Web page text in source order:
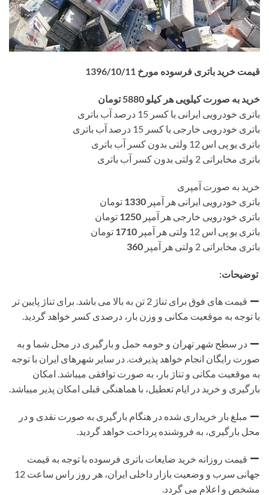
قیمت خرید باتری فرسوده مورخ 1396/10/11
خرید به صورت کیلویی هر کیلو 5880 تومان
باتری خودرویی ایرانی با کسر 15 درصد آب باتری
باتری خودرویی خارجی با کسر 15 درصد آب باتری
باتری یو پی اس 12 ولتی بدون کسر آب باتری
باتری مخابراتی 2 ولتی بدون کسر آب باتری
خرید به صورت آمپری
باتری خودرویی ایرانی هر آمپر 1330 تومان
باتری خودرویی خارجی هر آمپر 1250 تومان
باتری یو پی اس 12 ولتی هر آمپر
1710 تومان
باتری مخابراتی 2 ولتی هر آمپر
360
توضیحات:
قیمت های فوق برای تناژ 2 تن به بالا می باشد. برای تناژ پایین تر
با توجه به موقعیت مکانی و وزن بار، درصدی کسر خواهد گردید.
در سطح شهر تهران و حومه حمل و بارگیری در محل شما و به
صورت رایگان انجام خواهد پذیرفت. در سایر شهرهای ایران با توجه
به موقعیت مکانی و تناژ بار، به صورت توافقی میباشد. امکان
بارگیری و خرید در ایام تعطیل، با هماهنگی قبلی امکان پذیر میباشد.
مبلغ بار خریداری شده در هنگام بارگیری به صورت نقدی و در
محل بارگیری، به فروشنده پرداخت خواهد گردید.
قیمت روزانه خرید ضایعات باتری فرسوده با توجه به قیمت
جهانی سرب و وضعیت بازار داخلی ایران، هر روز راس ساعت 12
مشخص و اعلام می گردد.